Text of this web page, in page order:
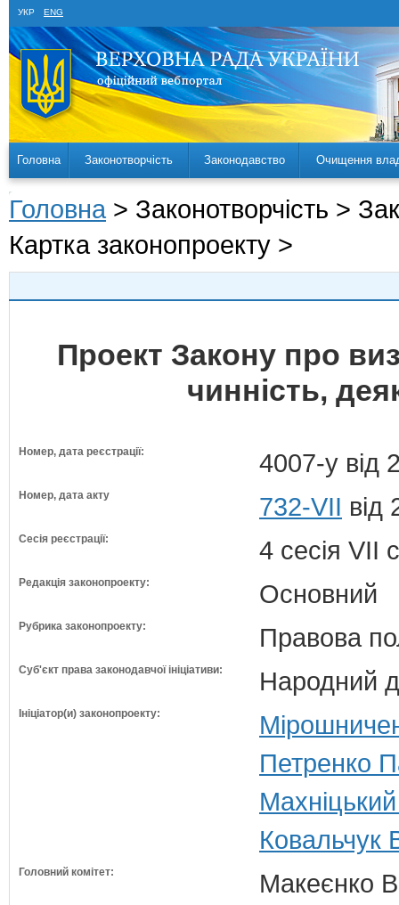
УКР ENG
Головна Законотворчість Законодавство Очищення
Головна > Законотворчість >
Картка законопроекту >
Проект Закону про
чинність,
Номер, дата реєстрації: 4007-у від
Номер, дата акту 732-VII від
Сесія реєстрації: 4 сесія VII
Редакція законопроекту: Основний
Рубрика законопроекту: Правова
Суб'єкт права законодавчої ініціативи: Народний
Ініціатор(и) законопроекту:
Петренко
Ковальчук
Головний комітет:
Макеєнко